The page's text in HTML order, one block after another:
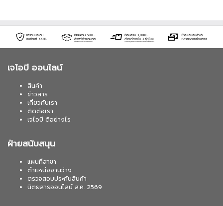
เจไอบี ออนไลน์
สินค้า
ข่าวสาร
เกี่ยวกับเรา
ติดต่อเรา
เจไอบี ดีอย่างไร
ฝ่ายสนับสนุน
แผนที่สาขา
ตำแหน่งงานว่าง
ตรวจสอบประกันสินค้า
นิตยสารออนไลน์ ส.ค. 2569